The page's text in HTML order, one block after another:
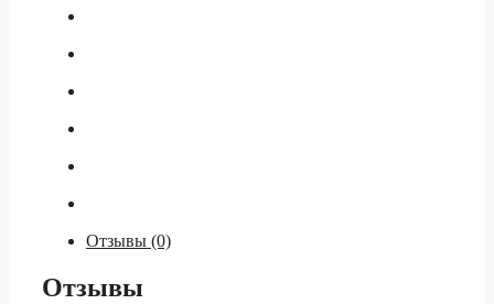
Отзывы (0)
Отзывы